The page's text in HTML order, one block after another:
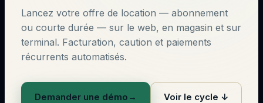
Lancez votre offre de location — abonnement
ou courte durée — sur le web, en magasin et sur
terminal. Facturation, caution et paiements
récurrents automatisés.
Demander une démo → Voir le cycle ↓